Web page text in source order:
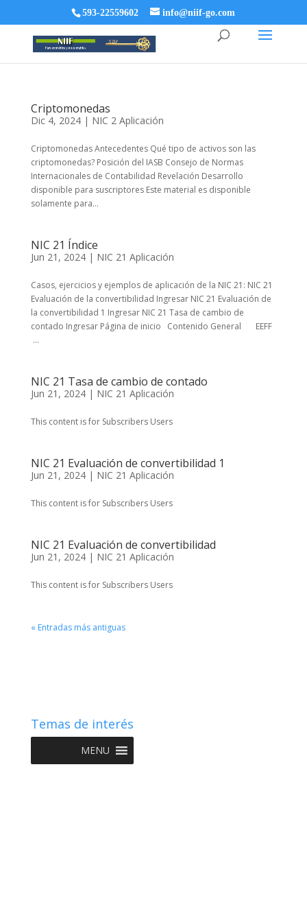
593-22559602 info@niif-go.com
Criptomonedas
Dic 4, 2024| NIC 2 Aplicación
Criptomonedas Antecedentes Qué tipo de activos son las
criptomonedas? Posición del IASB Consejo de Normas
Internacionales de Contabilidad Revelación Desarrollo
disponible para suscriptores Este material es disponible
solamente para...
NIC 21 Índice
Jun 21, 2024| NIC 21 Aplicación
Casos, ejercicios y ejemplos de aplicación de la NIC 21: NIC 21
Evaluación de la convertibilidad Ingresar NIC 21 Evaluación de
la convertibilidad 1 Ingresar NIC 21 Tasa de cambio de
contado Ingresar Página de inicio Contenido General EEFF
...
NIC 21 Tasa de cambio de contado
Jun 21, 2024| NIC 21 Aplicación
This content is for Subscribers Users
NIC 21 Evaluación de convertibilidad 1
Jun 21, 2024| NIC 21 Aplicación
This content is for Subscribers Users
NIC 21 Evaluación de convertibilidad
Jun 21, 2024| NIC 21 Aplicación
This content is for Subscribers Users
« Entradas más antiguas
Temas de interés
MENU